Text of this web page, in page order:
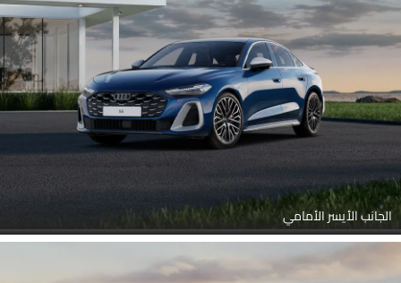
الجانب الأيسر الأمامي